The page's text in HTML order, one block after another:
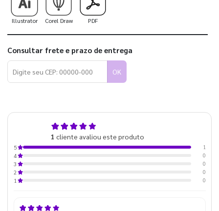
Illustrator Corel Draw PDF
Consultar frete e prazo de entrega
OK
1 cliente avaliou este produto
5
1
4
0
3
0
2
0
1
0